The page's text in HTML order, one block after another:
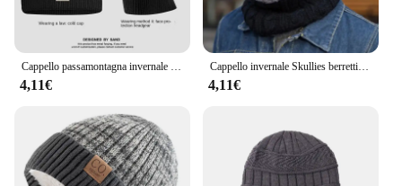
Cappello passamontagna invernale da uomo, cappello di lana lavorato a maglia caldo copricapo antivento e a prova di freddo maschera per il viso cappello caldo e freddo
4,11€
Cappello invernale Skullies berretti cappelli berretti invernali per uomo donna sciarpa di lana berretti passamontagna maschera Gorras cappello lavorato a maglia
4,11€